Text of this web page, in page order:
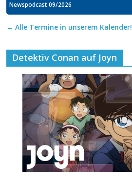
Newspodcast 09/2026
→ Alle Termine in unserem Kalender!
Detektiv Conan auf Joyn